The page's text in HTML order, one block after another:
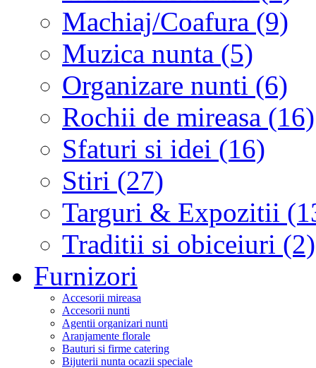
Machiaj/Coafura (9)
Muzica nunta (5)
Organizare nunti (6)
Rochii de mireasa (16)
Sfaturi si idei (16)
Stiri (27)
Targuri & Expozitii
Traditii si obiceiuri (2)
Furnizori
Accesorii mireasa
Accesorii nunti
Agentii organizari nunti
Aranjamente florale
Bauturi si firme catering
Bijuterii nunta ocazii speciale